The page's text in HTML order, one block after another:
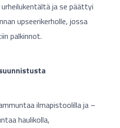
ja se päättyi
upseerikerholle, jossa
palkinnot.
ilmapistoolilla ja –
haulikolla,